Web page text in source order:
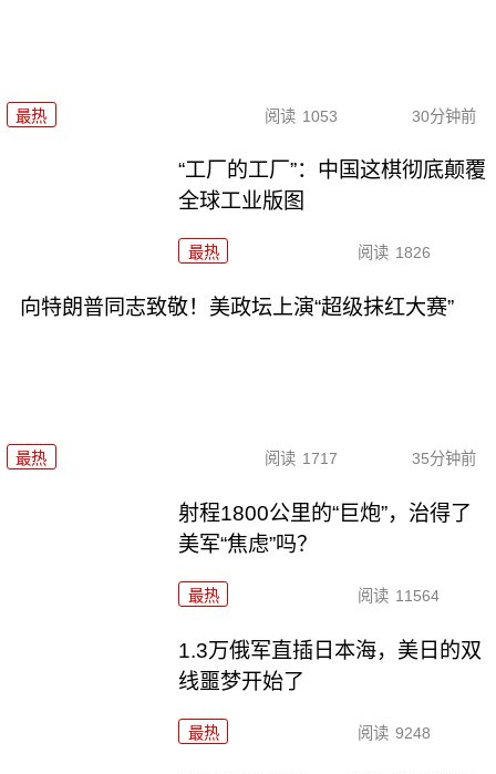
最热 阅读 1053 30分钟前
“工厂的工厂”：中国这棋彻底颠覆
全球工业版图
最热 阅读 1826
向特朗普同志致敬！美政坛上演“超级抹红大赛”
最热 阅读 1717 35分钟前
射程1800公里的“巨炮”，治得了
美军“焦虑”吗？
最热 阅读 11564
1.3万俄军直插日本海，美日的双
线噩梦开始了
最热 阅读 9248